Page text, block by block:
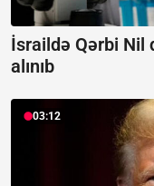
İsraildə Qərbi Nil
alınıb
03:12